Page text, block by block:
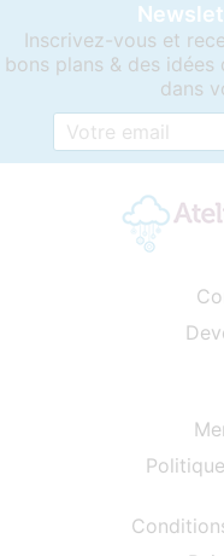
Inscrivez-vous et
bons plans & des
dans